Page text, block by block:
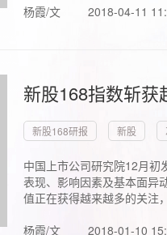
杨霞/文
2018-04-11
新股168指数斩
新股168研报 新股
中国上市公司研究院12月初
表现、影响因素及基本面异
值正在获得越来越多的关注
杨霞/文
2018-01-10